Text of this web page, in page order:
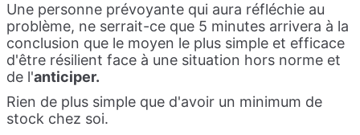
Une personne prévoyante qui aura réfléchie au
problème, ne serrait-ce que 5 minutes arrivera à la
conclusion que le moyen le plus simple et efficace
d'être résilient face à une situation hors norme et
de l'anticiper.
Rien de plus simple que d'avoir un minimum de
stock chez soi.